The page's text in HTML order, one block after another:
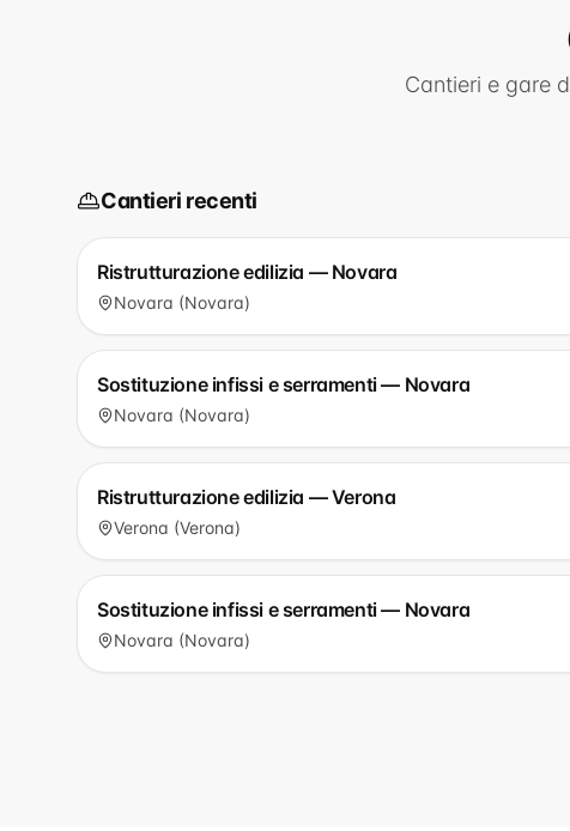
Cantieri e gare
Cantieri recenti
Ristrutturazione edilizia — Novara
Novara (Novara)
Sostituzione infissi e serramenti — Novara
Novara (Novara)
Ristrutturazione edilizia — Verona
Verona (Verona)
Sostituzione infissi e serramenti — Novara
Novara (Novara)